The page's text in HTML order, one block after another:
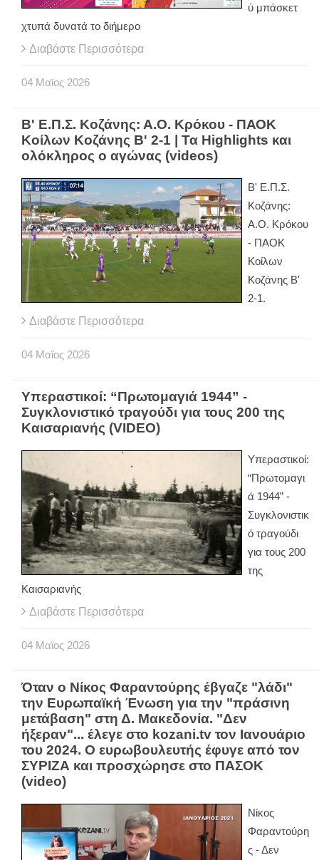
ύ μπάσκετ
χτυπά δυνατά το διήμερο
Διαβάστε Περισσότερα
04 Μαϊος 2026
Β' Ε.Π.Σ. Κοζάνης: Α.Ο. Κρόκου - ΠΑΟΚ
Κοίλων Κοζάνης Β' 2-1 | Τα Highlights και
ολόκληρος ο αγώνας (videos)
Β' Ε.Π.Σ.
Κοζάνης:
Α.Ο. Κρόκου
- ΠΑΟΚ
Κοίλων
Κοζάνης Β'
2-1.
Διαβάστε Περισσότερα
04 Μαϊος 2026
Υπεραστικοί: “Πρωτομαγιά 1944” -
Συγκλονιστικό τραγούδι για τους 200 της
Καισαριανής (VIDEO)
Υπεραστικοί:
“Πρωτομαγι
ά 1944” -
Συγκλονιστικ
ό τραγούδι
για τους 200
της
Καισαριανής
Διαβάστε Περισσότερα
04 Μαϊος 2026
Όταν ο Νίκος Φαραντούρης έβγαζε "λάδι"
την Ευρωπαϊκή Ένωση για την "πράσινη
μετάβαση" στη Δ. Μακεδονία. "Δεν
ήξεραν"... έλεγε στο kozani.tv τον Ιανουάριο
του 2024. Ο ευρωβουλευτής έφυγε από τον
ΣΥΡΙΖΑ και προσχώρησε στο ΠΑΣΟΚ
(video)
Νίκος
Φαραντούρη
ς - Δεν